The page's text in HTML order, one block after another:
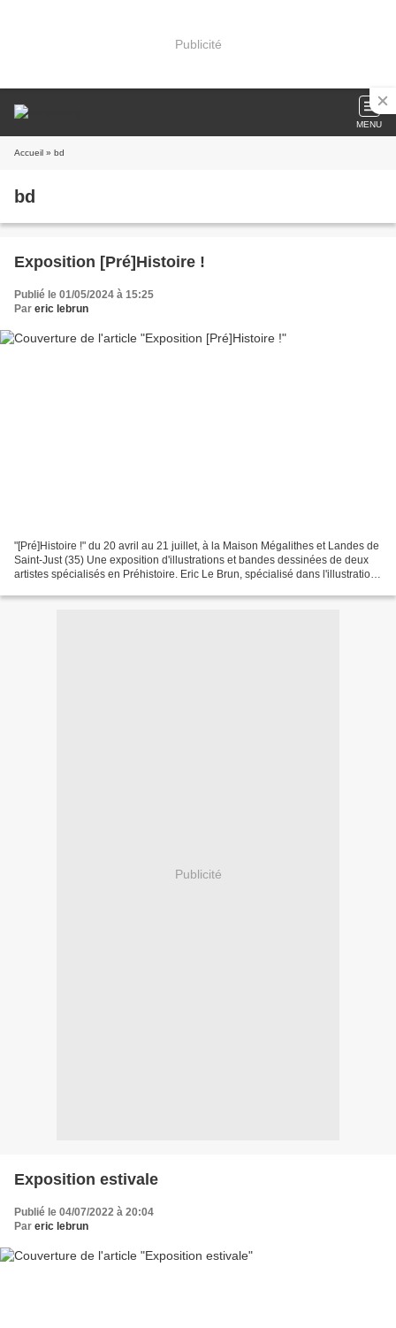
Publicité
MENU
Accueil » bd
bd
Exposition [Pré]Histoire !
Publié le 01/05/2024 à 15:25
Par eric lebrun
"[Pré]Histoire !" du 20 avril au 21 juillet, à la Maison Mégalithes et Landes de
Saint-Just (35) Une exposition d'illustrations et bandes dessinées de deux
artistes spécialisés en Préhistoire. Eric Le Brun, spécialisé dans l'illustration
Publicité
Exposition estivale
Publié le 04/07/2022 à 20:04
Par eric lebrun